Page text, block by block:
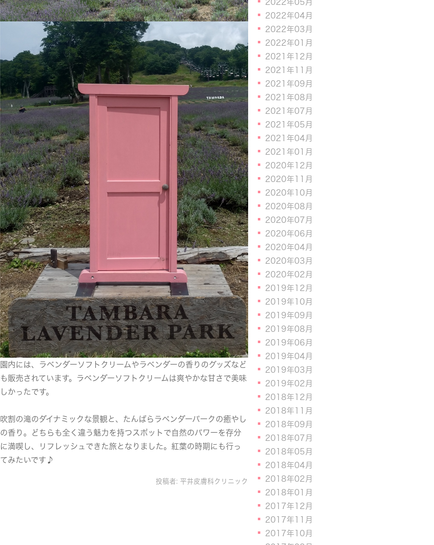
園内には、ラベンダーソフトクリームやラベンダーの香りのグッズなど
も販売されています。ラベンダーソフトクリームは爽やかな甘さで美味
しかったです。
吹割の滝のダイナミックな景観と、たんばらラベンダーパークの癒やし
の香り。どちらも全く違う魅力を持つスポットで自然のパワーを存分
に満喫し、リフレッシュできた旅となりました。紅葉の時期にも行っ
てみたいです♪
投稿者: 平井皮膚科クリニック
2022年05月
2022年04月
2022年03月
2022年01月
2021年12月
2021年11月
2021年09月
2021年08月
2021年07月
2021年05月
2021年04月
2021年01月
2020年12月
2020年11月
2020年10月
2020年08月
2020年07月
2020年06月
2020年04月
2020年03月
2020年02月
2019年12月
2019年10月
2019年09月
2019年08月
2019年06月
2019年04月
2019年03月
2019年02月
2018年12月
2018年11月
2018年09月
2018年07月
2018年05月
2018年04月
2018年02月
2018年01月
2017年12月
2017年11月
2017年10月